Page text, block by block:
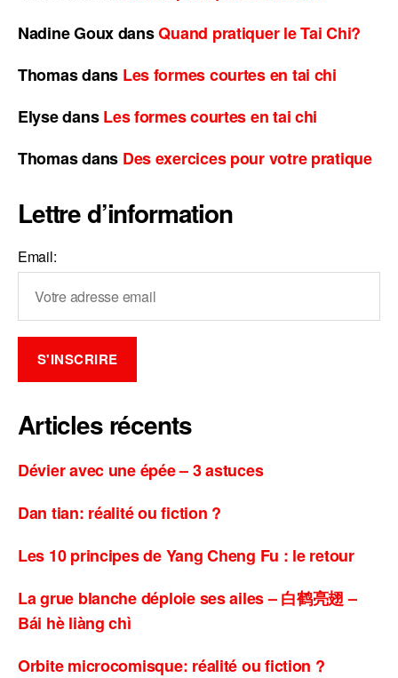
Nadine GouxdansQuand pratiquer le Tai Chi?
Thomasdans Les formes courtes en tai chi
ElysedansLes formes courtes en tai chi
Thomasdans Des exercices pour votre pratique
Lettre d’information
Email:
Articles récents
Dévier avec une épée – 3 astuces
Dan tian: réalité ou fiction ?
Les 10 principes de Yang Cheng Fu : le retour
La grue blanche déploie ses ailes – 白鹤亮翅 –
Bái hè liàng chì
Orbite microcomisque: réalité ou fiction ?